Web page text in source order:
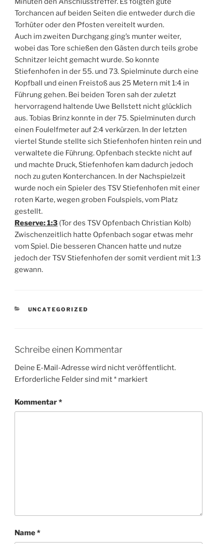
Torchancen auf beiden Seiten die entweder durch die
Torhüter oder den Pfosten vereitelt wurden.
Auch im zweiten Durchgang ging’s munter weiter,
wobei das Tore schießen den Gästen durch teils grobe
Schnitzer leicht gemacht wurde. So konnte
Stiefenhofen in der 55. und 73. Spielminute durch eine
Kopfball und einen Freistoß aus 25 Metern mit 1:4 in
Führung gehen. Bei beiden Toren sah der zuletzt
hervorragend haltende Uwe Bellstett nicht glücklich
aus. Tobias Brinz konnte in der 75. Spielminuten durch
einen Foulelfmeter auf 2:4 verkürzen. In der letzten
viertel Stunde stellte sich Stiefenhofen hinten rein und
verwaltete die Führung. Opfenbach steckte nicht auf
und machte Druck, Stiefenhofen kam dadurch jedoch
noch zu guten Konterchancen. In der Nachspielzeit
wurde noch ein Spieler des TSV Stiefenhofen mit einer
roten Karte, wegen groben Foulspiels, vom Platz
gestellt.
Reserve: 1:3 (Tor des TSV Opfenbach Christian Kolb)
Zwischenzeitlich hatte Opfenbach sogar etwas mehr
vom Spiel. Die besseren Chancen hatte und nutze
jedoch der TSV Stiefenhofen der somit verdient mit 1:3
gewann.
KATEGORIEN
UNCATEGORIZED
Schreibe einen Kommentar
Deine E-Mail-Adresse wird nicht veröffentlicht.
Erforderliche Felder sind mit* markiert
Kommentar*
Name*